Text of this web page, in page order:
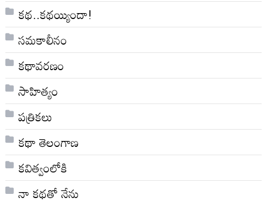
కథ..కథయ్యిందా!
సమకాలీనం
కథావరణం
సాహిత్యం
పత్రికలు
కథా తెలంగాణ
కవిత్వంలోకి
నా క‌థ‌తో నేను